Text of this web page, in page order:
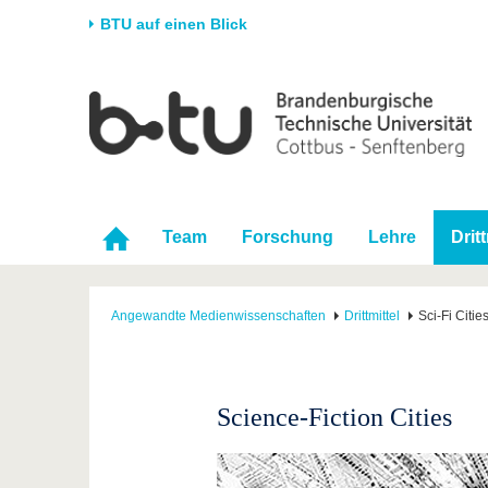
BTU auf einen Blick
Universität
Karriere & Engagement
Partnerschaften &
Strukturwandel
Forschung
Förderung
Wissenschaftlicher
Nachwuchs
Im
Team Forschung Lehre
Angewandte Medienwissenschaften Drittmittel Sci-Fi
Science-Fiction Cities